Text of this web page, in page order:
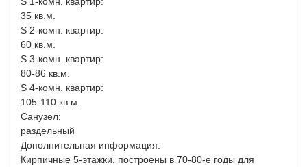
35 кв.м.
S 2-комн. квартир:
60 кв.м.
S 3-комн. квартир:
80-86 кв.м.
S 4-комн. квартир:
105-110 кв.м.
Санузел:
раздельный
Дополнительная информация:
Кирпичные 5-этажки, построены в 70-80-е годы для